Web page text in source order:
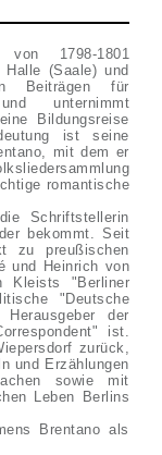
1798-1801
(Saale) und
Beiträgen für
unternimmt
Bildungsreise
ist seine
mit dem er
romantische
Schriftstellerin
bekommt. Seit
zu preußischen
und Heinrich von
"Berliner
"Deutsche
der
ist.
zurück,
und Erzählungen
sowie mit
Leben Berlins
Brentano als